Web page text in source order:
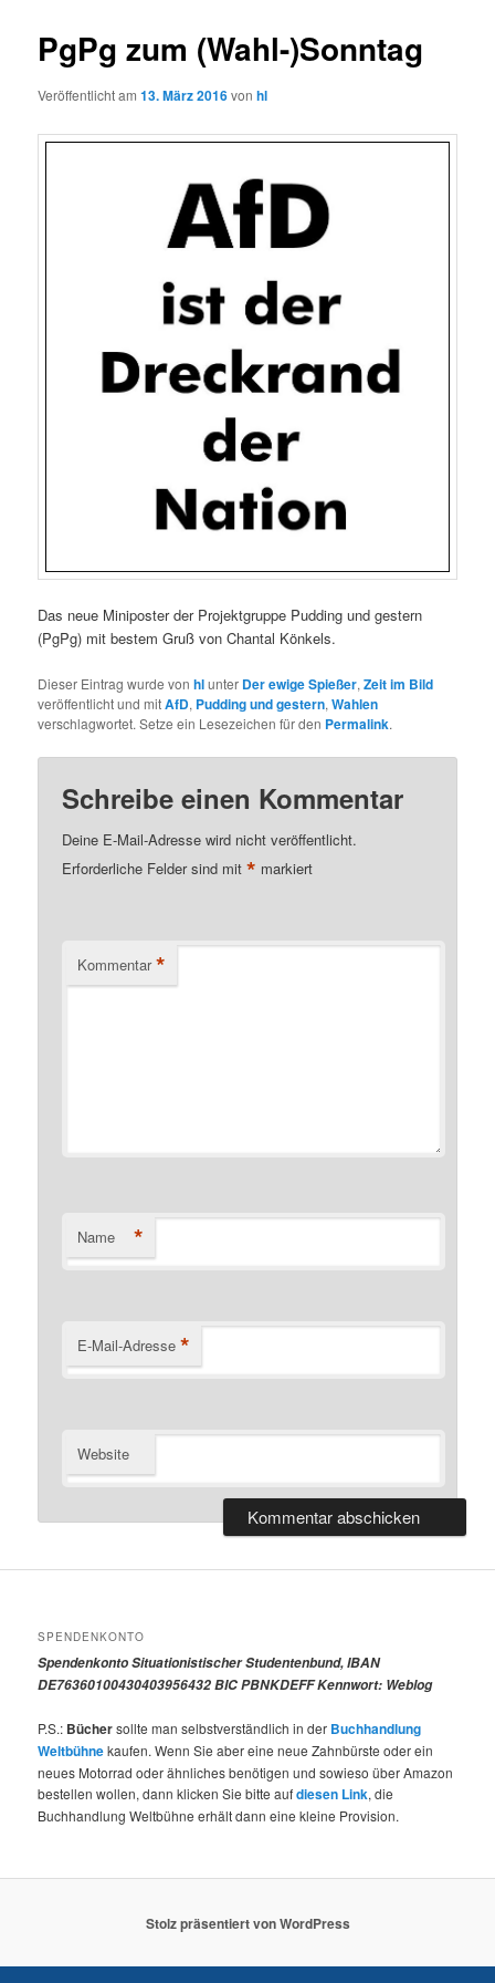
PgPg zum (Wahl-)Sonntag
Veröffentlicht am13. März 2016vonhl
Das neue Miniposter der Projektgruppe Pudding und gestern
(PgPg) mit bestem Gruß von Chantal Könkels.
Dieser Eintrag wurde vonhlunter Der ewige Spießer,Zeit im Bild
veröffentlicht und mitAfD, Pudding und gestern,Wahlen
verschlagwortet. Setze ein Lesezeichen für den Permalink.
Schreibe einen Kommentar
Deine E-Mail-Adresse wird nicht veröffentlicht.
Erforderliche Felder sind mit* markiert
Kommentar *
Name *
E-Mail-Adresse *
Website
SPENDENKONTO
Spendenkonto Situationistischer Studentenbund, IBAN
DE76360100430403956432 BIC PBNKDEFF Kennwort: Weblog
P.S.: Büchersollte man selbstverständlich in der Buchhandlung
Weltbühnekaufen. Wenn Sie aber eine neue Zahnbürste oder ein
neues Motorrad oder ähnliches benötigen und sowieso über Amazon
bestellen wollen, dann klicken Sie bitte aufdiesen Link, die
Buchhandlung Weltbühne erhält dann eine kleine Provision.
Stolz präsentiert von WordPress